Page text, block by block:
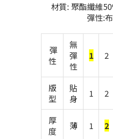
材質: 聚酯纖維
彈性:
彈
性
無
彈
性
1 2
版
型
貼
身
1 2
厚
度
薄 1 2